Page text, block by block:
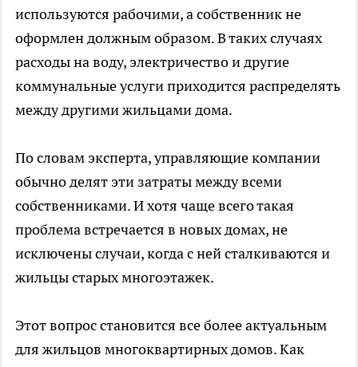
используются рабочими, а собственник не
оформлен должным образом. В таких случаях
расходы на воду, электричество и другие
коммунальные услуги приходится распределять
между другими жильцами дома.
По словам эксперта, управляющие компании
обычно делят эти затраты между всеми
собственниками. И хотя чаще всего такая
проблема встречается в новых домах, не
исключены случаи, когда с ней сталкиваются и
жильцы старых многоэтажек.
Этот вопрос становится все более актуальным
для жильцов многоквартирных домов. Как